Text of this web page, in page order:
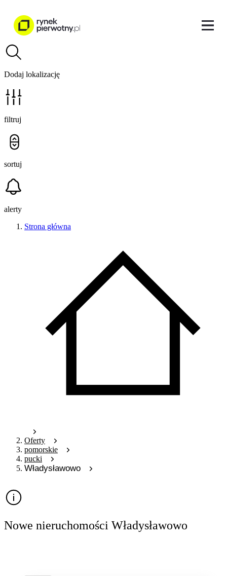
Dodaj lokalizację
filtruj
sortuj
alerty
Strona główna
Oferty
pomorskie
pucki
Władysławowo
Nowe nieruchomości Władysławowo